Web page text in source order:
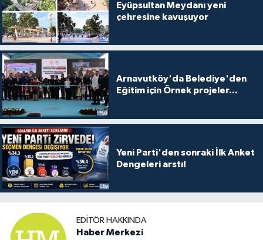
Eyüpsultan Meydanı yeni
çehresine kavuşuyor
Arnavutköy'da Belediye'den
Eğitim için Örnek projeler...
Yeni Parti'den sonraki İlk Anket
Dengeleri arstı!
EDITÖR HAKKINDA
Haber Merkezi